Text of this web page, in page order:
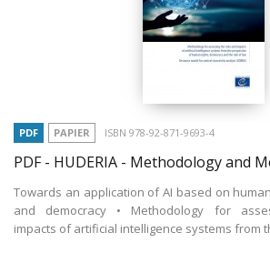
PDF PAPIER ISBN 978-92-871-9693-4
PDF - HUDERIA - Methodology and
Towards an application of AI based on
and democracy • Methodology for
impacts of artificial intelligence systems from